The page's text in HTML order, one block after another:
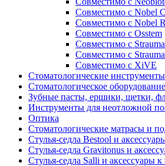
Совместимо с Nobel
Совместимо с Nobel
Совместимо с Osstem
Совместимо с
Совместимо с
Совместимо с XiVE
Стоматологические инструменты
Стоматологическое оборудование
Зубные пасты, ершики, щетки,
Инструменты для неотложной
Оптика
Стоматологические матрасы и
Стулья-седла Bestool и
Стулья-седла Gravitonus и
Стулья-седла Salli и аксессуары